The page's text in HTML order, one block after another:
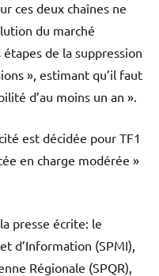
ces deux chaînes ne
du marché
de la suppression
», estimant qu’il faut
d’au moins un an ».
est décidée pour TF1
en charge modérée »
presse écrite: le
d’Information (SPMI),
Régionale (SPQR),